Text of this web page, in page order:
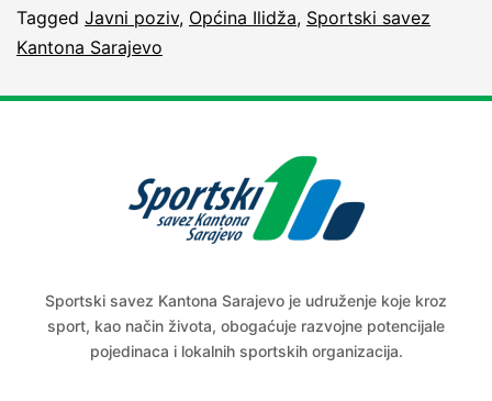
Tagged Javni poziv, Općina Ilidža, Sportski savez
Kantona Sarajevo
Sportski savez Kantona Sarajevo je udruženje koje kroz
sport, kao način života, obogaćuje razvojne potencijale
pojedinaca i lokalnih sportskih organizacija.